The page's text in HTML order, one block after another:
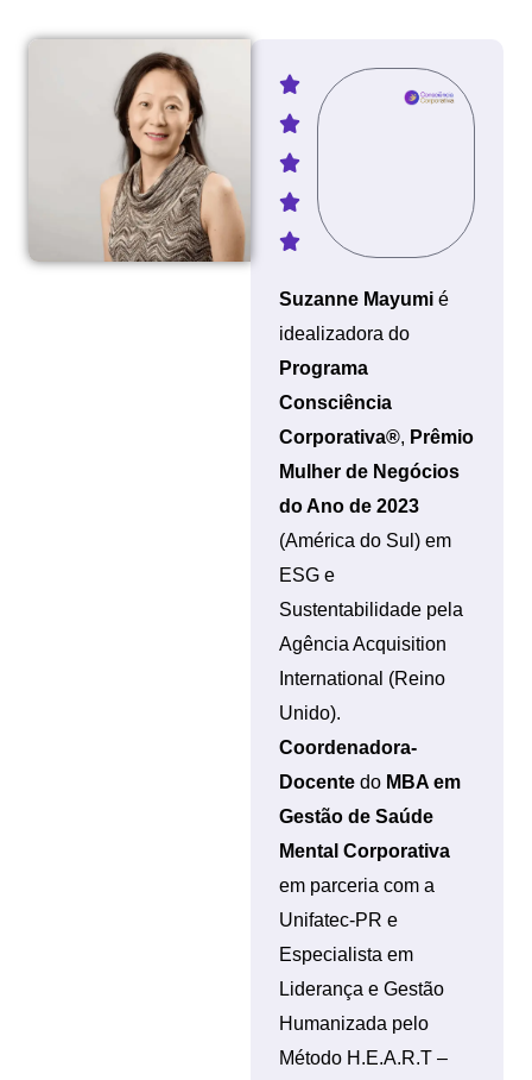
Suzanne Mayumi é
idealizadora do
Programa
Consciência
Corporativa®, Prêmio
Mulher de Negócios
do Ano de 2023
(América do Sul) em
ESG e
Sustentabilidade pela
Agência Acquisition
International (Reino
Unido).
Coordenadora-
Docente do MBA em
Gestão de Saúde
Mental Corporativa
em parceria com a
Unifatec-PR e
Especialista em
Liderança e Gestão
Humanizada pelo
Método H.E.A.R.T –